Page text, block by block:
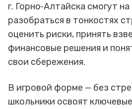
г. Горно‑Алтайска смогут
разобраться в тонкостях
оценить риски, принять
финансовые решения и
свои сбережения.
В игровой форме — без
школьники освоят